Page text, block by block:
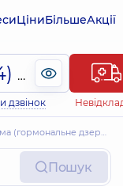
ЦіниБільшеАкції
(044) 495-2-888
дзвінок
(гормональне дзеркало)
Пошук